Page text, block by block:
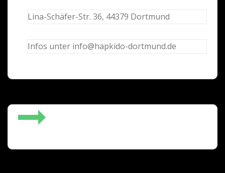
Lina-Schäfer-Str. 36, 44379 Dortmund
Infos unter info@hapkido-dortmund.de